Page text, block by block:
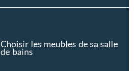
Choisir les meubles de sa salle
de bains